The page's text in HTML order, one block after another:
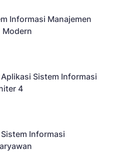
Informasi Manajemen
Modern
Sistem Informasi
4
Informasi